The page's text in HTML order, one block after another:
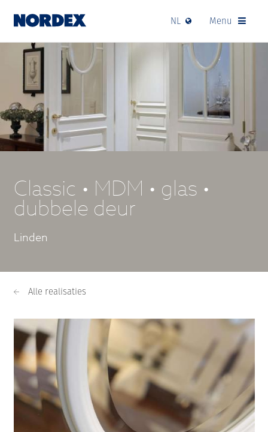
NL Menu
Classic • MDM • glas •
dubbele deur
Linden
Alle realisaties